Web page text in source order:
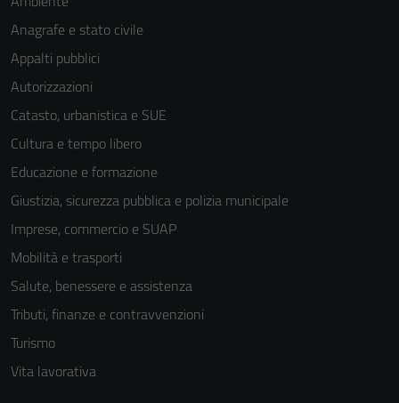
Anagrafe e stato civile
Appalti pubblici
Autorizzazioni
Catasto, urbanistica e SUE
Cultura e tempo libero
Educazione e formazione
Giustizia, sicurezza pubblica e polizia municipale
Imprese, commercio e SUAP
Mobilità e trasporti
Salute, benessere e assistenza
Tributi, finanze e contravvenzioni
Turismo
Vita lavorativa